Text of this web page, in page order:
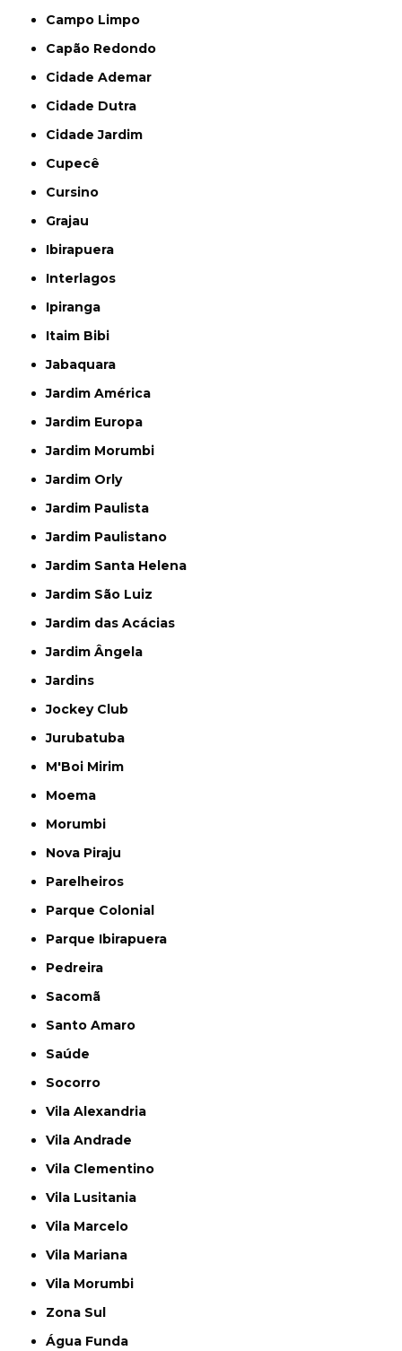
Campo Limpo
Capão Redondo
Cidade Ademar
Cidade Dutra
Cidade Jardim
Cupecê
Cursino
Grajau
Ibirapuera
Interlagos
Ipiranga
Itaim Bibi
Jabaquara
Jardim América
Jardim Europa
Jardim Morumbi
Jardim Orly
Jardim Paulista
Jardim Paulistano
Jardim Santa Helena
Jardim São Luiz
Jardim das Acácias
Jardim Ângela
Jardins
Jockey Club
Jurubatuba
M'Boi Mirim
Moema
Morumbi
Nova Piraju
Parelheiros
Parque Colonial
Parque Ibirapuera
Pedreira
Sacomã
Santo Amaro
Saúde
Socorro
Vila Alexandria
Vila Andrade
Vila Clementino
Vila Lusitania
Vila Marcelo
Vila Mariana
Vila Morumbi
Zona Sul
Água Funda